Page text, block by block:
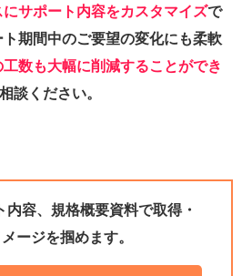
サポート内容をカスタマイズで
期間中のご要望の変化にも柔軟
数も大幅に削減することができ
談ください。
容、規格概要資料で取得・
ージを掴めます。